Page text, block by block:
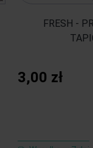
FRESH -
3,00 zł